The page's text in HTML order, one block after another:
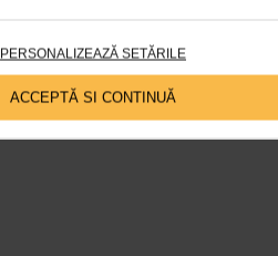
PERSONALIZEAZĂ SETĂRILE
ACCEPTĂ SI CONTINUĂ